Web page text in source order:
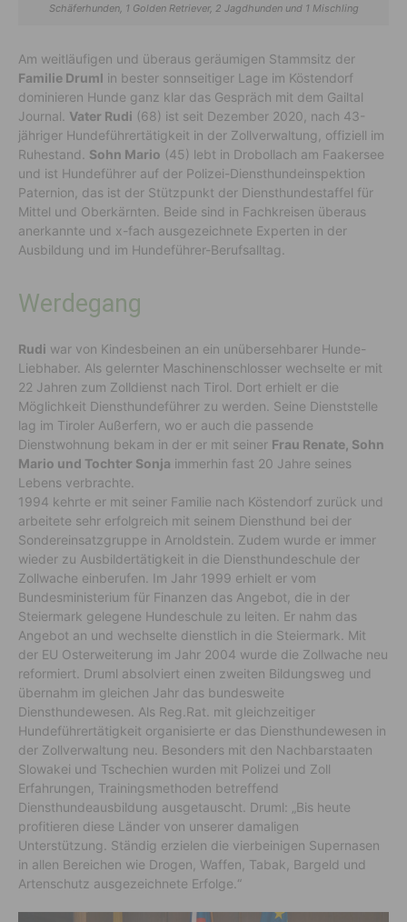
Schäferhunden, 1 Golden Retriever, 2 Jagdhunden und 1 Mischling
Am weitläufigen und überaus geräumigen Stammsitz der
Familie Druml in bester sonnseitiger Lage im Köstendorf
dominieren Hunde ganz klar das Gespräch mit dem Gailtal
Journal. Vater Rudi (68) ist seit Dezember 2020, nach 43-
jähriger Hundeführertätigkeit in der Zollverwaltung, offiziell im
Ruhestand. Sohn Mario (45) lebt in Drobollach am Faakersee
und ist Hundeführer auf der Polizei-Diensthundeinspektion
Paternion, das ist der Stützpunkt der Diensthundestaffel für
Mittel und Oberkärnten. Beide sind in Fachkreisen überaus
anerkannte und x-fach ausgezeichnete Experten in der
Ausbildung und im Hundeführer-Berufsalltag.
Werdegang
Rudi war von Kindesbeinen an ein unübersehbarer Hunde-
Liebhaber. Als gelernter Maschinenschlosser wechselte er mit
22 Jahren zum Zolldienst nach Tirol. Dort erhielt er die
Möglichkeit Diensthundeführer zu werden. Seine Dienststelle
lag im Tiroler Außerfern, wo er auch die passende
Dienstwohnung bekam in der er mit seiner Frau Renate, Sohn
Mario und Tochter Sonja immerhin fast 20 Jahre seines
Lebens verbrachte.
1994 kehrte er mit seiner Familie nach Köstendorf zurück und
arbeitete sehr erfolgreich mit seinem Diensthund bei der
Sondereinsatzgruppe in Arnoldstein. Zudem wurde er immer
wieder zu Ausbildertätigkeit in die Diensthundeschule der
Zollwache einberufen. Im Jahr 1999 erhielt er vom
Bundesministerium für Finanzen das Angebot, die in der
Steiermark gelegene Hundeschule zu leiten. Er nahm das
Angebot an und wechselte dienstlich in die Steiermark. Mit
der EU Osterweiterung im Jahr 2004 wurde die Zollwache neu
reformiert. Druml absolviert einen zweiten Bildungsweg und
übernahm im gleichen Jahr das bundesweite
Diensthundewesen. Als Reg.Rat. mit gleichzeitiger
Hundeführertätigkeit organisierte er das Diensthundewesen in
der Zollverwaltung neu. Besonders mit den Nachbarstaaten
Slowakei und Tschechien wurden mit Polizei und Zoll
Erfahrungen, Trainingsmethoden betreffend
Diensthundeausbildung ausgetauscht. Druml: „Bis heute
profitieren diese Länder von unserer damaligen
Unterstützung. Ständig erzielen die vierbeinigen Supernasen
in allen Bereichen wie Drogen, Waffen, Tabak, Bargeld und
Artenschutz ausgezeichnete Erfolge.“